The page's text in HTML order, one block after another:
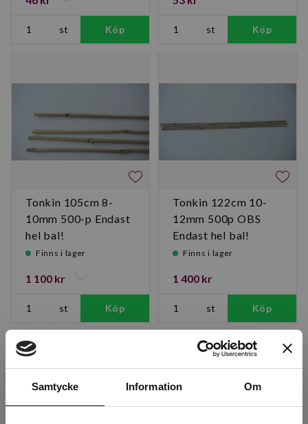
Samtycke Information Om
st Köp st Köp
Tonkin 105cm 8-
10mm 500-p Endast
hel bal!
Finns i lager
1 100 kr
st Köp
Tonkin 122cm 10-
12mm 500p OBS
Endast hel bal!
Finns i lager
1 400 kr
st Köp